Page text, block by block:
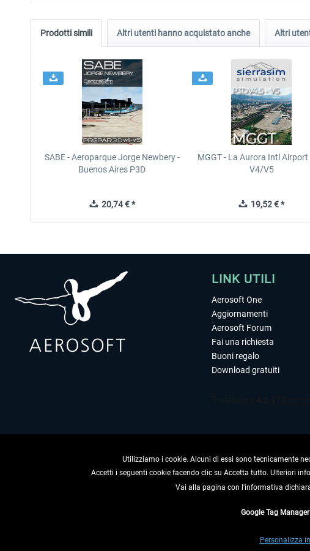
Prodotti simili Altri utenti hanno acquistato anche Altri
SABE - Aeroparque Jorge Newbery -
Buenos Aires P3D
20,74 € *
MGGT - La Aurora Intl Airport
V4/V5
19,52 € *
LINK UTILI
Aerosoft One
Aggiornamenti
Aerosoft Forum
Fai una richiesta
Buoni regalo
Download gratuiti
RECEDERE DAL
** Riguarda le spedizioni al di fuori
Utilizziamo i cookie. Alcuni di essi sono tecnicamente
Accetti i seguenti cookie facendo clic su Accetta tutto. Ulteriori
Vai alla pagina con l'informativa
Google Tag
Personalizza